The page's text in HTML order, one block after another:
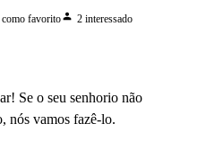
como favoritoperson 2 interessado
Se o seu senhorio não
nós vamos fazê-lo.